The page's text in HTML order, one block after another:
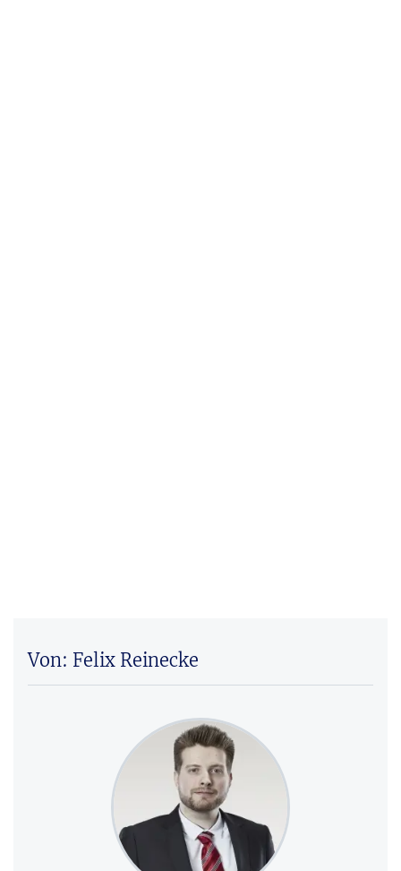
Von: Felix Reinecke